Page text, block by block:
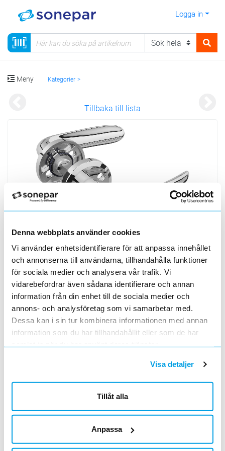
Denna webbplats använder cookies
Vi använder enhetsidentifierare för att anpassa innehållet
och annonserna till användarna, tillhandahålla funktioner
för sociala medier och analysera vår trafik. Vi
vidarebefordrar även sådana identifierare och annan
information från din enhet till de sociala medier och
annons- och analysföretag som vi samarbetar med.
Dessa kan i sin tur kombinera informationen med annan
information som du har tillhandahållit eller som de har
samlat in när du har använt deras tjänster.
Visa detaljer
Tillåt alla
Anpassa
Logga in
Meny Kategorier
Tillbaka till lista
DÖRRTRYCKE RETURFJÄDER DH 7020
Artnr A290028
Lev. artnr
7030000033250
UNSPSC
46171503
GTIN
4048442128247
Varumärke
DORMAKABA
Dörrtrycke med returfjäder för låshus i 50 och 70
dornsutförande av skandinavisk typ. För dörrtjocklek 35-95
genomgående montage. För dörrar inomhus. Förkromad
zamak, krom blank / CRP.
Produktdatablad